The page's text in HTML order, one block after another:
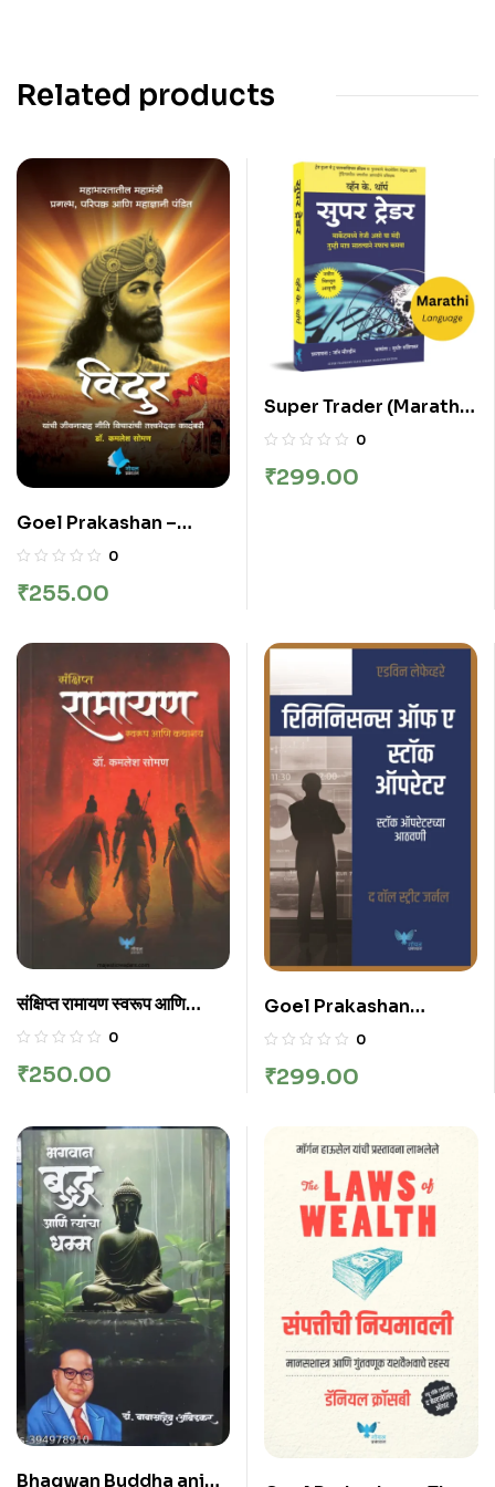
Related products
Goel Prakashan –
Vidhur | विदुर
0
₹255.00
Super Trader (Marathi)
| सुपर ट्रेडर
0
₹299.00
संक्षिप्त रामायण स्वरूप आणि
कथाशय | SANKSHIPTA
ANI KATHASHAY
0
₹250.00
Goel Prakashan
Reminiscences of a
Operator(Marathi) |
0
₹299.00
Bhagwan Buddha ani